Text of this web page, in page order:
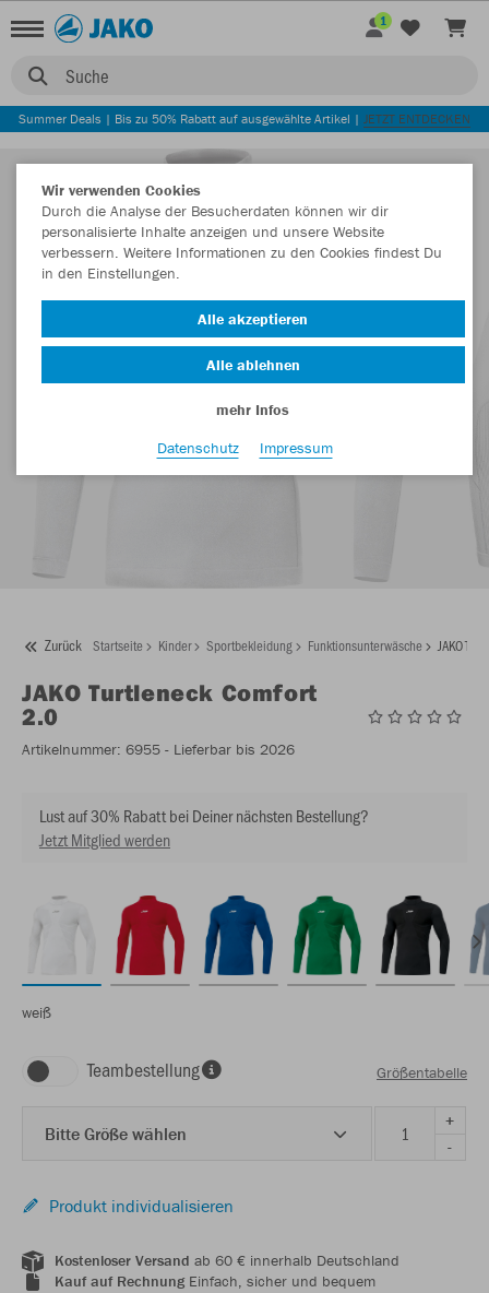
Suche
1
Summer Deals | Bis zu 50% Rabatt auf ausgewählte Artikel | JETZT ENTDECKEN
Zurück Startseite Kinder Sportbekleidung Funktionsunterwäsche JAKO
JAKO Turtleneck Comfort
2.0
Artikelnummer: 6955 - Lieferbar bis 2026
Lust auf 30% Rabatt bei Deiner nächsten Bestellung?
Jetzt Mitglied werden
weiß
Teambestellung Größentabelle
Bitte Größe wählen
+
-
Produkt individualisieren
Kostenloser Versand ab 60 € innerhalb Deutschland
Kauf auf RechnungEinfach, sicher und bequem
Wir verwenden Cookies
Durch die Analyse der Besucherdaten können wir dir
personalisierte Inhalte anzeigen und unsere Website
verbessern. Weitere Informationen zu den Cookies findest Du
in den Einstellungen.
Alle akzeptieren
Alle ablehnen
mehr Infos
Datenschutz
Impressum